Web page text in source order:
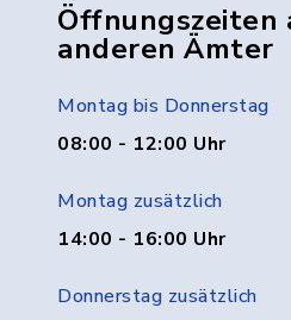
Öffnungszeiten
anderen Ämter
Montag bis Donnerstag
08:00 - 12:00 Uhr
Montag zusätzlich
14:00 - 16:00 Uhr
Donnerstag zusätzlich